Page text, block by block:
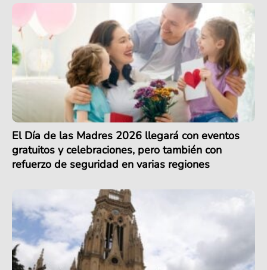
El Día de las Madres 2026 llegará con eventos
gratuitos y celebraciones, pero también con
refuerzo de seguridad en varias regiones